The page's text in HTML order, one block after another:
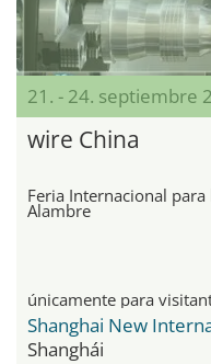
21. - 24. septiembre
wire China
Feria Internacional
Alambre
únicamente para
Shanghái